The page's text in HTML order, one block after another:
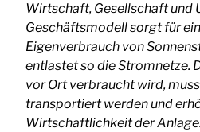
Wirtschaft, Gesellschaft und
Geschäftsmodell sorgt für
Eigenverbrauch von
entlastet so die Stromnetze.
vor Ort verbraucht wird,
transportiert werden und
Wirtschaftlichkeit der